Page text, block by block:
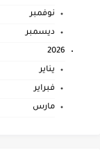
نوفمبر
ديسمبر
2026
يناير
فبراير
مارس